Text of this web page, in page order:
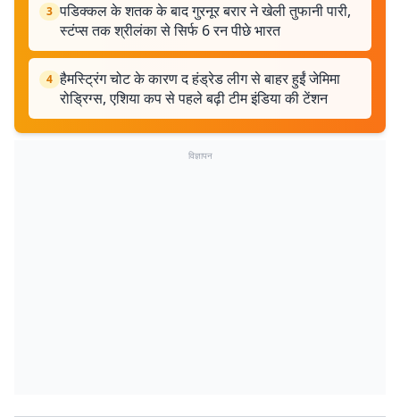
3 पडिक्कल के शतक के बाद गुरनूर बरार ने खेली तुफानी पारी,
स्टंप्स तक श्रीलंका से सिर्फ 6 रन पीछे भारत
4 हैमस्ट्रिंग चोट के कारण द हंड्रेड लीग से बाहर हुईं जेमिमा
रोड्रिग्स, एशिया कप से पहले बढ़ी टीम इंडिया की टेंशन
विज्ञापन